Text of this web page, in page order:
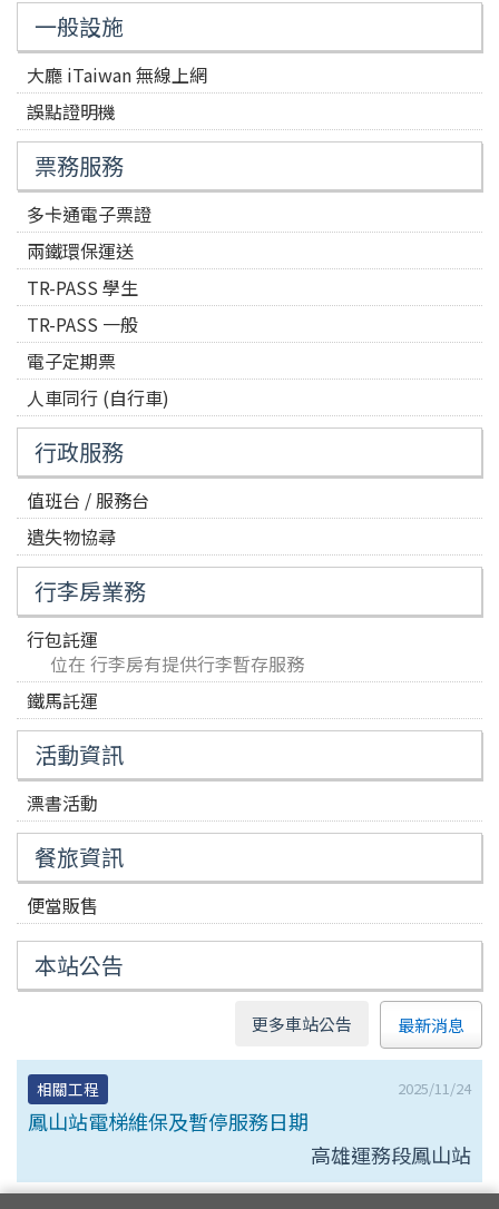
一般設施
大廳 iTaiwan 無線上網
誤點證明機
票務服務
多卡通電子票證
兩鐵環保運送
TR-PASS 學生
TR-PASS 一般
電子定期票
人車同行 (自行車)
行政服務
值班台 / 服務台
遺失物協尋
行李房業務
行包託運
位在 行李房有提供行李暫存服務
鐵馬託運
活動資訊
漂書活動
餐旅資訊
便當販售
本站公告
更多車站公告 最新消息
相關工程 2025/11/24
鳳山站電梯維保及暫停服務日期
高雄運務段鳳山站